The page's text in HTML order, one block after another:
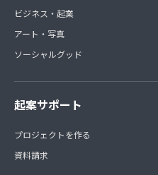
ビジネス・起業
アート・写真
ソーシャルグッド
起案サポート
プロジェクトを作る
資料請求